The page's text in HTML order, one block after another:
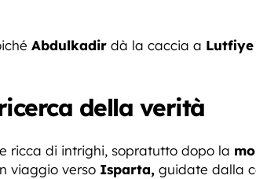
Abdulkadir dà la caccia a Lutfiye
della verità
ricca di intrighi, sopratutto dopo la
viaggio verso Isparta, guidate dalla